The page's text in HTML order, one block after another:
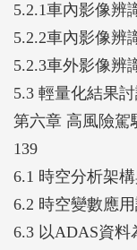
5.2.1車內影像辨
5.2.2車內影像辨
5.2.3車外影像辨
5.3 輕量化結果
第六章 高風險駕
139
6.1 時空分析架
6.2 時空變數應
6.3 以ADAS資